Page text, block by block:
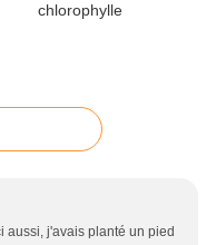
aussi, j'avais planté un pied